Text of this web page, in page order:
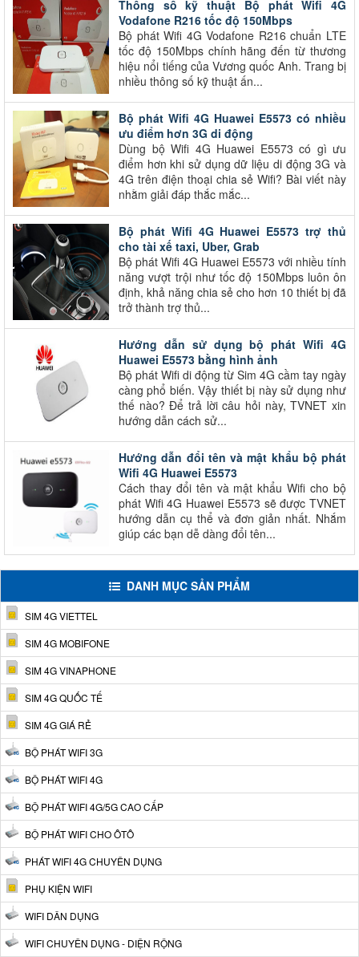
Thông số kỹ thuật Bộ phát Wifi 4G
Vodafone R216 tốc độ 150Mbps
Bộ phát Wifi 4G Vodafone R216 chuẩn LTE
tốc độ 150Mbps chính hãng đến từ thương
hiệu nổi tiếng của Vương quốc Anh. Trang bị
nhiều thông số kỹ thuật ấn...
Bộ phát Wifi 4G Huawei E5573 có nhiều
ưu điểm hơn 3G di động
Dùng bộ Wifi 4G Huawei E5573 có gì ưu
điểm hơn khi sử dụng dữ liệu di động 3G và
4G trên điện thoại chia sẻ Wifi? Bài viết này
nhằm giải đáp thắc mắc...
Bộ phát Wifi 4G Huawei E5573 trợ thủ
cho tài xế taxi, Uber, Grab
Bộ phát Wifi 4G Huawei E5573 với nhiều tính
năng vượt trội như tốc độ 150Mbps luôn ôn
định, khả năng chia sẻ cho hơn 10 thiết bị đã
trở thành trợ thủ...
Hướng dẫn sử dụng bộ phát Wifi 4G
Huawei E5573 bằng hình ảnh
Bộ phát Wifi di động từ Sim 4G cầm tay ngày
càng phổ biến. Vậy thiết bị này sử dụng như
thế nào? Để trả lời câu hỏi này, TVNET xin
hướng dẫn cách sử...
Hướng dẫn đổi tên và mật khẩu bộ phát
Wifi 4G Huawei E5573
Cách thay đổi tên và mật khẩu Wifi cho bộ
phát Wifi 4G Huawei E5573 sẽ được TVNET
hướng dẫn cụ thể và đơn giản nhất. Nhắm
giúp các bạn dễ dàng đổi tên...
DANH MỤC SẢN PHẨM
SIM 4G VIETTEL
SIM 4G MOBIFONE
SIM 4G VINAPHONE
SIM 4G QUỐC TẾ
SIM 4G GIÁ RẺ
BỘ PHÁT WIFI 3G
BỘ PHÁT WIFI 4G
BỘ PHÁT WIFI 4G/5G CAO CẤP
BỘ PHÁT WIFI CHO ÔTÔ
PHÁT WIFI 4G CHUYÊN DỤNG
PHỤ KIỆN WIFI
WIFI DÂN DỤNG
WIFI CHUYÊN DỤNG - DIỆN RỘNG